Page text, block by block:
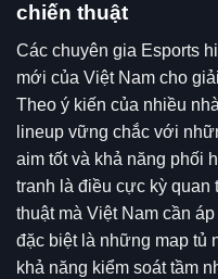
chiến thuật
Các chuyên gia Esports
mới của Việt Nam cho
Theo ý kiến của nhiều
lineup vững chắc với
aim tốt và khả năng phối
tranh là điều cực kỳ quan
thuật mà Việt Nam cần
đặc biệt là những map tủ
khả năng kiểm soát tầm